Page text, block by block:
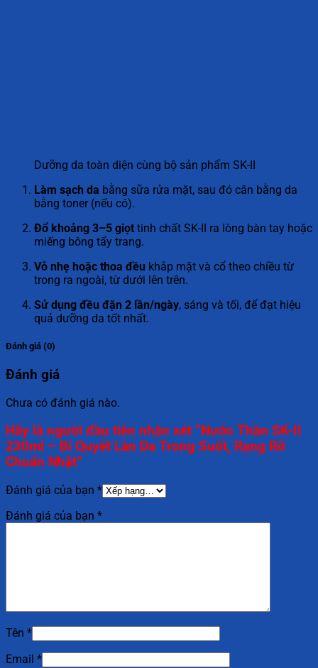
Dưỡng da toàn diện cùng bộ sản phẩm SK-II
Làm sạch da bằng sữa rửa mặt, sau đó cân bằng da
bằng toner (nếu có).
Đổ khoảng 3–5 giọt tinh chất SK-II ra lòng bàn tay hoặc
miếng bông tẩy trang.
Vỗ nhẹ hoặc thoa đều khắp mặt và cổ theo chiều từ
trong ra ngoài, từ dưới lên trên.
Sử dụng đều đặn 2 lần/ngày, sáng và tối, để đạt hiệu
quả dưỡng da tốt nhất.
Đánh giá (0)
Đánh giá
Chưa có đánh giá nào.
Hãy là người đầu tiên nhận xét “Nước Thần SK-II
230ml – Bí Quyết Làn Da Trong Suốt, Rạng Rỡ
Chuẩn Nhật”
Đánh giá của bạn *
Đánh giá của bạn *
Tên *
Email *